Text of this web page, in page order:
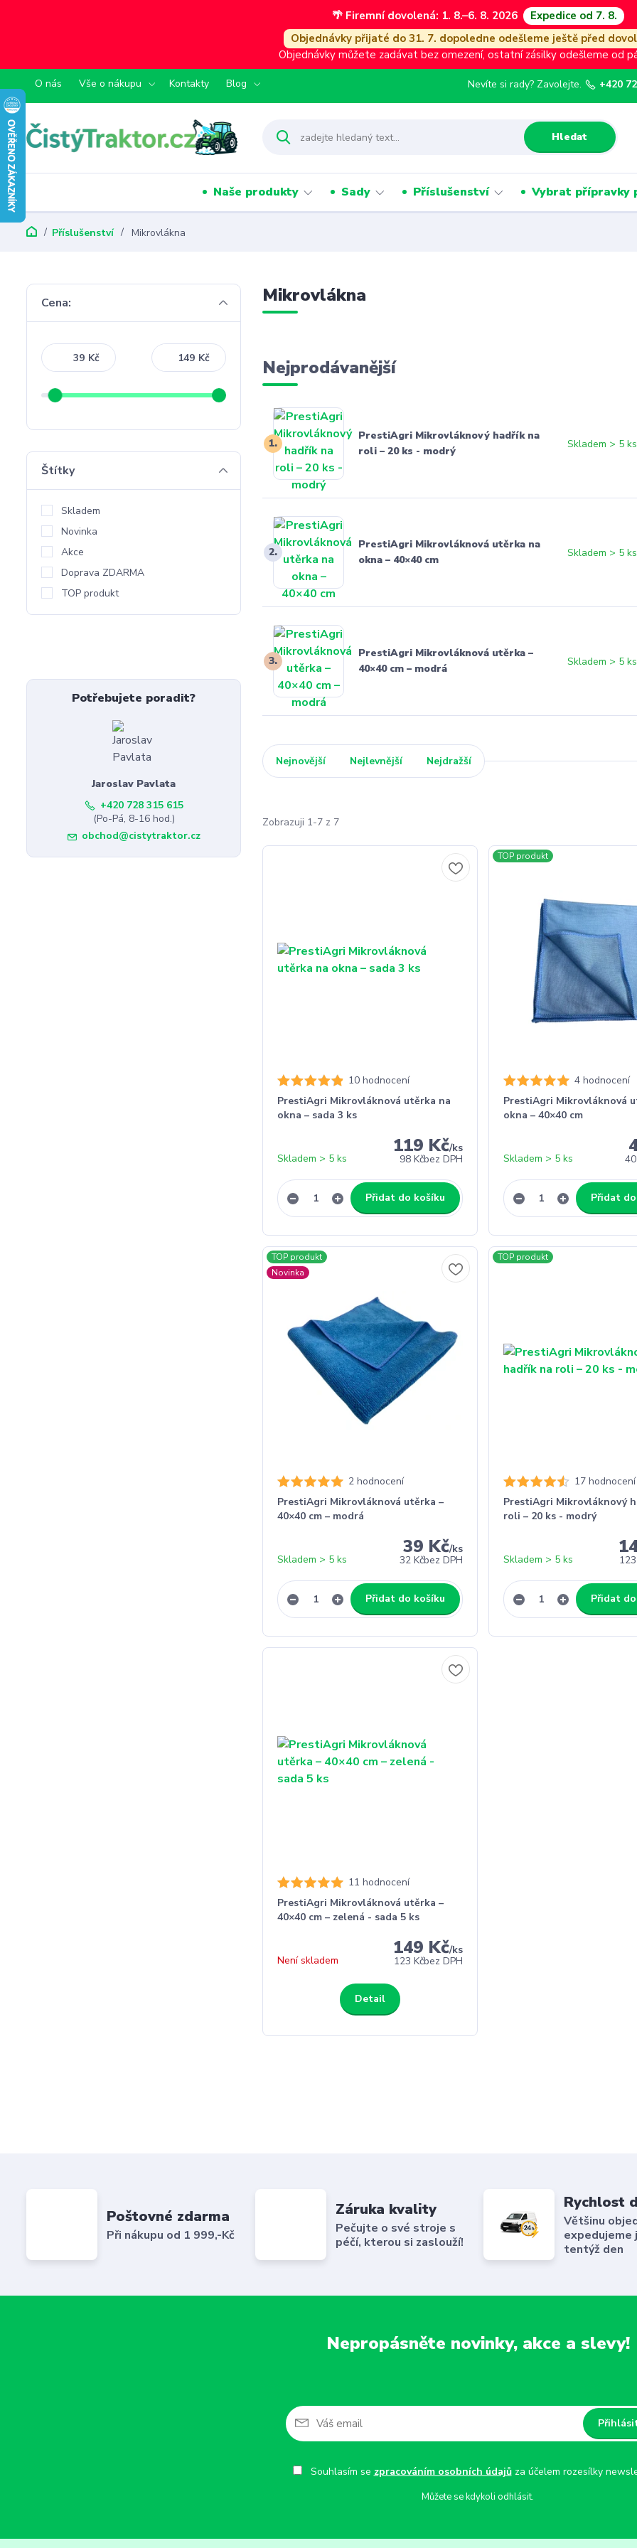
🌴 Firemní dovolená: 1. 8.–6. 8. 2026
Expedice od 7. 8.
Objednávky přijaté do 31. 7. dopoledne odešleme ještě před
Objednávky můžete zadávat bez omezení, ostatní zásilky odešleme od
O nás Vše o nákupu Kontakty Blog
Hledat
Nevíte si rady? Zavolejte. +420
Naše produkty Sady Příslušenství Vybrat přípravky
Příslušenství Mikrovlákna
Mikrovlákna
Nejprodávanější
1.
PrestiAgri Mikrovláknový hadřík na
roli – 20 ks - modrý
Skladem > 5 ks
2.
PrestiAgri Mikrovláknová utěrka na
okna – 40×40 cm
Skladem > 5 ks
3.
PrestiAgri Mikrovláknová utěrka –
40×40 cm – modrá
Skladem > 5 ks
Nejnovější Nejlevnější Nejdražší
Zobrazuji 1-7 z 7
10 hodnocení
PrestiAgri Mikrovláknová utěrka na
okna – sada 3 ks
119 Kč/ks
98 Kčbez DPH
Skladem > 5 ks
Přidat do košíku
TOP produkt
4 hodnocení
PrestiAgri Mikrovláknová
okna – 40×40 cm
Skladem > 5 ks
Přidat
TOP produkt
Novinka
2 hodnocení
PrestiAgri Mikrovláknová utěrka –
40×40 cm – modrá
39 Kč/ks
32 Kčbez DPH
Skladem > 5 ks
Přidat do košíku
TOP produkt
17 hodnocení
PrestiAgri Mikrovláknový
roli – 20 ks - modrý
Skladem > 5 ks
Přidat
11 hodnocení
PrestiAgri Mikrovláknová utěrka –
40×40 cm – zelená - sada 5 ks
149 Kč/ks
123 Kčbez DPH
Není skladem
Detail
Cena:
Kč Kč
Štítky
Skladem
Novinka
Akce
Doprava ZDARMA
TOP produkt
Potřebujete poradit?
Jaroslav Pavlata
+420 728 315 615
(Po-Pá, 8-16 hod.)
obchod@cistytraktor.cz
Poštovné zdarma
Při nákupu od 1 999,-Kč
Záruka kvality
Pečujte o své stroje s
péčí, kterou si zaslouží!
Rychlost
Většinu
expedujeme
tentýž den
Nepropásněte novinky, akce a slevy!
Souhlasím se zpracováním osobních údajůza účelem rozesílky
Můžete se kdykoli odhlásit.